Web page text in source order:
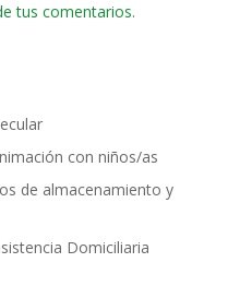
tus comentarios.
con niños/as
de almacenamiento y
Domiciliaria